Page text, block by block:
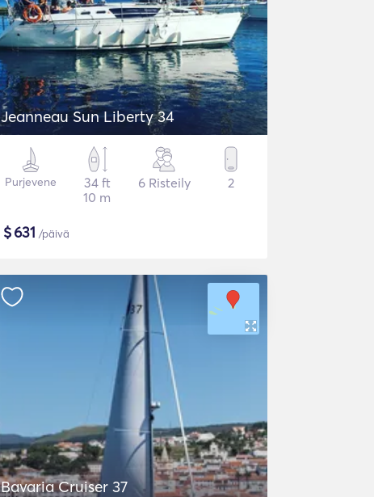
Jeanneau Sun Liberty 34
Purjevene
34 ft
10 m
6 Risteily 2
$631 /päivä
Bavaria Cruiser 37